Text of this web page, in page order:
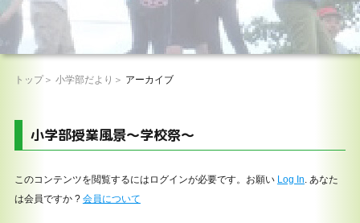
トップ 小学部だより アーカイブ
小学部授業風景～学校祭～
このコンテンツを閲覧するにはログインが必要です。お願い Log In. あなた
は会員ですか ? 会員について